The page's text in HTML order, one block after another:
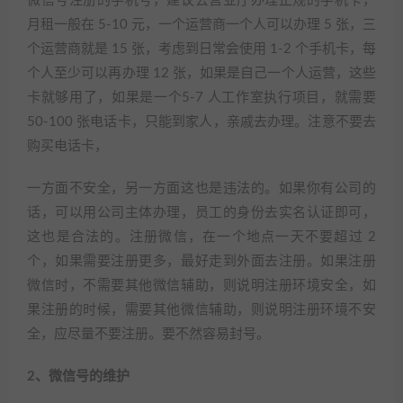
月租一般在 5-10 元，一个运营商一个人可以办理 5 张，三
个运营商就是 15 张，考虑到日常会使用 1-2 个手机卡，每
个人至少可以再办理 12 张，如果是自己一个人运营，这些
卡就够用了，如果是一个5-7 人工作室执行项目，就需要
50-100 张电话卡，只能到家人，亲戚去办理。注意不要去
购买电话卡，
一方面不安全，另一方面这也是违法的。如果你有公司的
话，可以用公司主体办理，员工的身份去实名认证即可，
这也是合法的。注册微信，在一个地点一天不要超过 2
个，如果需要注册更多，最好走到外面去注册。如果注册
微信时，不需要其他微信辅助，则说明注册环境安全，如
果注册的时候，需要其他微信辅助，则说明注册环境不安
全，应尽量不要注册。要不然容易封号。
2、微信号的维护